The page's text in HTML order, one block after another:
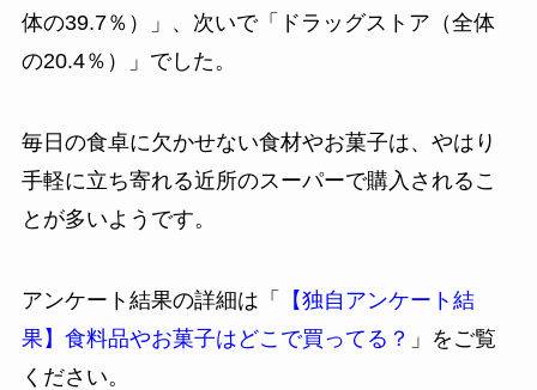
体の39.7％）」、次いで「ドラッグストア（全体
の20.4％）」でした。
毎日の食卓に欠かせない食材やお菓子は、やはり
手軽に立ち寄れる近所のスーパーで購入されるこ
とが多いようです。
アンケート結果の詳細は「
【独自アンケート結
果】食料品やお菓子はどこで買ってる？ 」をご覧
ください。